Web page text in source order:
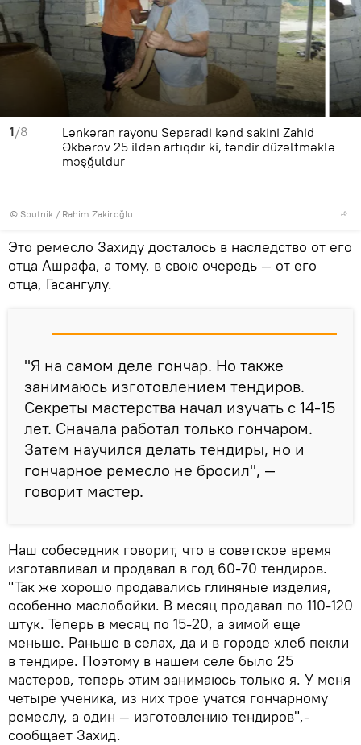
1/8
© Sputnik / Rahim Zakiroğlu
Lənkəran rayonu Separadi kənd sakini Zahid
Əkbərov 25 ildən artıqdır ki, təndir düzəltməklə
məşğuldur
Это ремесло Захиду досталось в наследство от его
отца Ашрафа, а тому, в свою очередь — от его
отца, Гасангулу.
"Я на самом деле гончар. Но также
занимаюсь изготовлением тендиров.
Секреты мастерства начал изучать с 14-15
лет. Сначала работал только гончаром.
Затем научился делать тендиры, но и
гончарное ремесло не бросил", —
говорит мастер.
Наш собеседник говорит, что в советское время
изготавливал и продавал в год 60-70 тендиров.
"Так же хорошо продавались глиняные изделия,
особенно маслобойки. В месяц продавал по 110-120
штук. Теперь в месяц по 15-20, а зимой еще
меньше. Раньше в селах, да и в городе хлеб пекли
в тендире. Поэтому в нашем селе было 25
мастеров, теперь этим занимаюсь только я. У меня
четыре ученика, из них трое учатся гончарному
ремеслу, а один — изготовлению тендиров",-
сообщает Захид.